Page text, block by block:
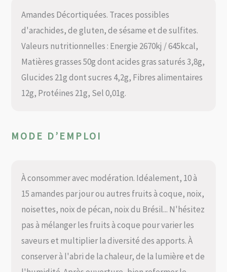
Amandes Décortiquées. Traces possibles
d'arachides, de gluten, de sésame et de sulfites.
Valeurs nutritionnelles : Energie 2670kj / 645kcal,
Matières grasses 50g dont acides gras saturés 3,8g,
Glucides 21g dont sucres 4,2g, Fibres alimentaires
12g, Protéines 21g, Sel 0,01g.
MODE D’EMPLOI
À consommer avec modération. Idéalement, 10 à
15 amandes par jour ou autres fruits à coque, noix,
noisettes, noix de pécan, noix du Brésil... N'hésitez
pas à mélanger les fruits à coque pour varier les
saveurs et multiplier la diversité des apports. À
conserver à l'abri de la chaleur, de la lumière et de